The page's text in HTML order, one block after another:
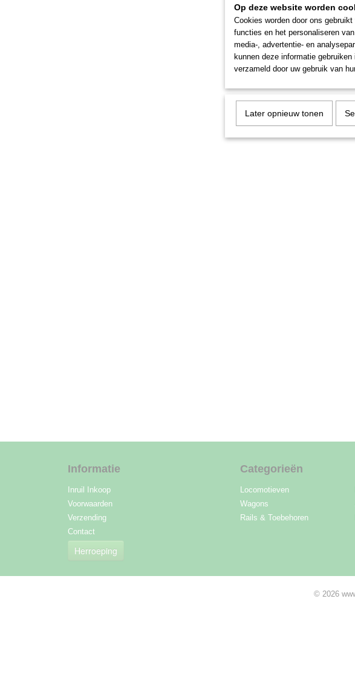
Eenmalige serie
In OVP
Informatie
Inruil Inkoop
Voorwaarden
Verzending
Contact
Herroeping
Categorieën
Locomotieven
Wagons
Rails & Toebehoren
© 2026
Op deze website worden
Cookies worden door ons
functies en het personaliseren
media-, advertentie- en
kunnen deze informatie
verzameld door uw gebruik van
Later opnieuw tonen